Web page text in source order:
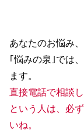
あなたのお悩み
｢悩みの泉｣では
ます。
直接電話で相談し
という人は、必
いね。